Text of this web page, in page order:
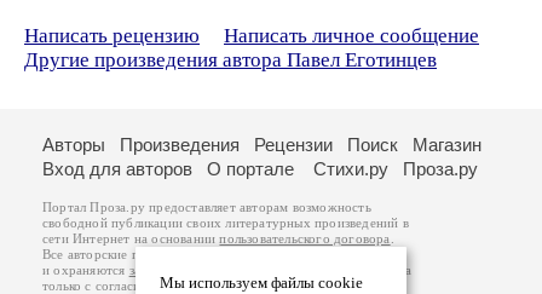
Написать рецензию
Написать личное сообщение
Другие произведения автора Павел Еготинцев
Мы используем файлы cookie
Авторы Произведения Рецензии Поиск
Магазин
Вход для авторов
О портале Стихи.ру Проза.ру
Портал Проза.ру предоставляет авторам возможность
свободной публикации своих литературных произведений в
сети Интернет на основаниипользовательского договора
Все авторские права на произведения принадлежат авторам
и охраняются законом
. Перепечатка произведений возможна
только с согласия его автора, к которому вы можете